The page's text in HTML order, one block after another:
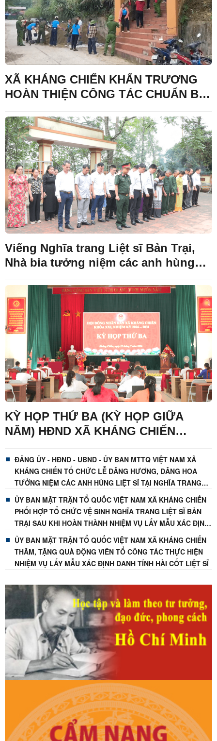
XÃ KHÁNG CHIẾN KHẨN TRƯƠNG
HOÀN THIỆN CÔNG TÁC CHUẨN BỊ
CHƯA XÁC ĐỊNH ĐƯỢC THÔNG TIN
Viếng Nghĩa trang Liệt sĩ Bản Trại,
Nhà bia tưởng niệm các anh hùng
và gặp mặt, thăm hỏi, tặng quà gia
đình chính sách
KỲ HỌP THỨ BA (KỲ HỌP GIỮA
NĂM) HĐND XÃ KHÁNG CHIẾN
ĐẢNG ỦY - HĐND - UBND - ỦY BAN MTTQ VIỆT NAM XÃ
KHÁNG CHIẾN TỔ CHỨC LỄ DÂNG HƯƠNG, DÂNG HOA
TƯỞNG NIỆM CÁC ANH HÙNG LIỆT SĨ TẠI NGHĨA TRANG
LIỆT SĨ BẢN TRẠI
ỦY BAN MẶT TRẬN TỔ QUỐC VIỆT NAM XÃ KHÁNG CHIẾN
PHỐI HỢP TỔ CHỨC VỆ SINH NGHĨA TRANG LIỆT SĨ BẢN
TRẠI SAU KHI HOÀN THÀNH NHIỆM VỤ LẤY MẪU XÁC ĐỊNH
DANH TÍNH HÀI CỐT LIỆT SĨ
ỦY BAN MẶT TRẬN TỔ QUỐC VIỆT NAM XÃ KHÁNG CHIẾN
THĂM, TẶNG QUÀ ĐỘNG VIÊN TỔ CÔNG TÁC THỰC HIỆN
NHIỆM VỤ LẤY MẪU XÁC ĐỊNH DANH TÍNH HÀI CỐT LIỆT SĨ
MẪU XÁC ĐỊNH DANH TÍNH HÀI CỐT LIỆT SĨ
ĐẢNG ỦY XÃ KHÁNG CHIẾN TỔ CHỨC HỘI NGHỊ BÁO CÁO
VIÊN THÁNG 7 NĂM 2026
Hội nghị toàn quốc nghiên cứu, học tập, quán triệt và triển
khai thực hiện Nghị quyết Hội nghị lần thứ ba Ban Chấp
hành Trung ương Đảng khóa XIV.
Triển khai lấy mẫu sinh phẩm hài cốt liệt sĩ tại Nghĩa trang
Liệt sĩ Bản Trại, xã Kháng Chiến
Ban chấp hành Đoàn xã kháng chiến tổ chức Lễ thắp nến
tri ân các anh hùng liệt sĩ
XÃ KHÁNG CHIẾN KHẨN TRƯƠNG HOÀN THIỆN CÔNG TÁC